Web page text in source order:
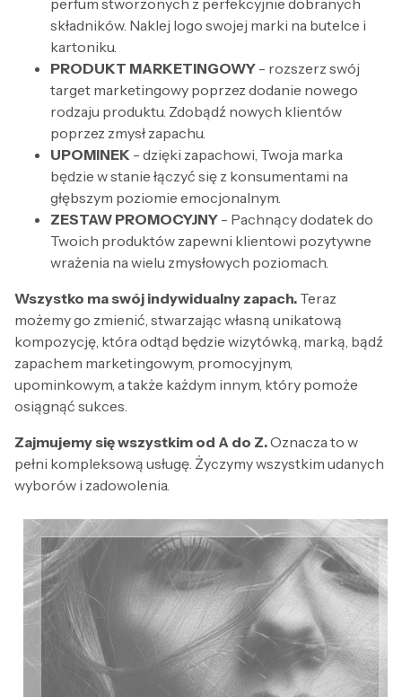
perfum stworzonych z perfekcyjnie dobranych
składników. Naklej logo swojej marki na butelce i
kartoniku.
PRODUKT MARKETINGOWY - rozszerz swój
target marketingowy poprzez dodanie nowego
rodzaju produktu. Zdobądź nowych klientów
poprzez zmysł zapachu.
UPOMINEK - dzięki zapachowi, Twoja marka
będzie w stanie łączyć się z konsumentami na
głębszym poziomie emocjonalnym.
ZESTAW PROMOCYJNY - Pachnący dodatek do
Twoich produktów zapewni klientowi pozytywne
wrażenia na wielu zmysłowych poziomach.
Wszystko ma swój indywidualny zapach. Teraz
możemy go zmienić, stwarzając własną unikatową
kompozycję, która odtąd będzie wizytówką, marką, bądź
zapachem marketingowym, promocyjnym,
upominkowym, a także każdym innym, który pomoże
osiągnąć sukces.
Zajmujemy się wszystkim od A do Z.Oznacza to w
pełni kompleksową usługę. Życzymy wszystkim udanych
wyborów i zadowolenia.